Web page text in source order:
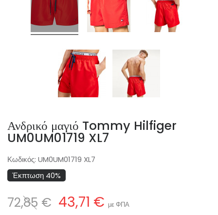
Ανδρικό μαγιό Tommy Hilfiger
UM0UM01719 XL7
Κωδικός: UM0UM01719 XL7
Έκπτωση 40%
72,85 € 43,71 € με ΦΠΑ